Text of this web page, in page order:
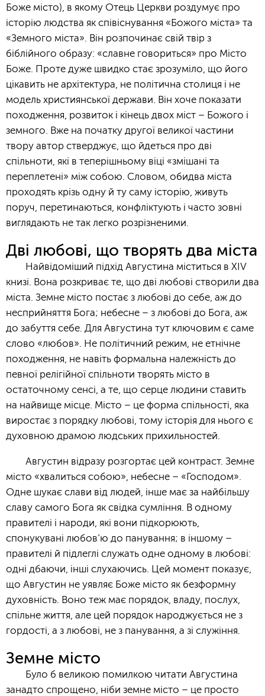
Боже місто), в якому Отець Церкви роздумує про
історію людства як співіснування «Божого міста» та
«Земного міста». Він розпочинає свій твір з
біблійного образу: «славне говориться» про Місто
Боже. Проте дуже швидко стає зрозуміло, що його
цікавить не архітектура, не політична столиця і не
модель християнської держави. Він хоче показати
походження, розвиток і кінець двох міст – Божого і
земного. Вже на початку другої великої частини
твору автор стверджує, що йдеться про дві
спільноти, які в теперішньому віці «змішані та
переплетені» між собою. Словом, обидва міста
проходять крізь одну й ту саму історію, живуть
поруч, перетинаються, конфліктують і часто зовні
виглядають не так легко розрізненими.
Дві любові, що творять два міста
Найвідоміший підхід Августина міститься в XIV
книзі. Вона розкриває те, що дві любові створили два
міста. Земне місто постає з любові до себе, аж до
несприйняття Бога; небесне – з любові до Бога, аж
до забуття себе. Для Августина тут ключовим є саме
слово «любов». Не політичний режим, не етнічне
походження, не навіть формальна належність до
певної релігійної спільноти творять місто в
остаточному сенсі, а те, що серце людини ставить
на найвище місце. Місто – це форма спільності, яка
виростає з порядку любові, тому історія для нього є
духовною драмою людських прихильностей.
Августин відразу розгортає цей контраст. Земне
місто «хвалиться собою», небесне – «Господом».
Одне шукає слави від людей, інше має за найбільшу
славу самого Бога як свідка сумління. В одному
правителі і народи, які вони підкорюють,
спонукувані любов’ю до панування; в іншому –
правителі й підлеглі служать одне одному в любові:
одні дбаючи, інші слухаючись. Цей момент показує,
що Августин не уявляє Боже місто як безформну
духовність. Воно теж має порядок, владу, послух,
спільне життя, але цей порядок народжується не з
гордості, а з любові, не з панування, а зі служіння.
Земне місто
Було б великою помилкою читати Августина
занадто спрощено, ніби земне місто – це просто